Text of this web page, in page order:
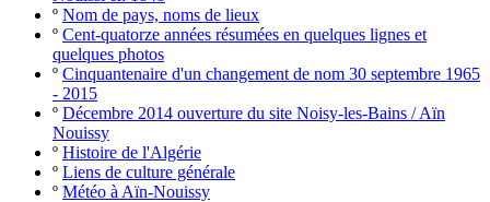
º Nom de pays, noms de lieux
º Cent-quatorze années résumées en quelques lignes et
quelques photos
º Cinquantenaire d'un changement de nom 30 septembre 1965
- 2015
º Décembre 2014 ouverture du site Noisy-les-Bains / Aïn
Nouissy
º Histoire de l'Algérie
º Liens de culture générale
º Météo à Aïn-Nouissy